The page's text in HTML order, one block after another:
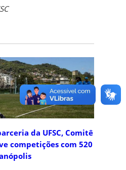
da UFSC, Comitê
competições com 520